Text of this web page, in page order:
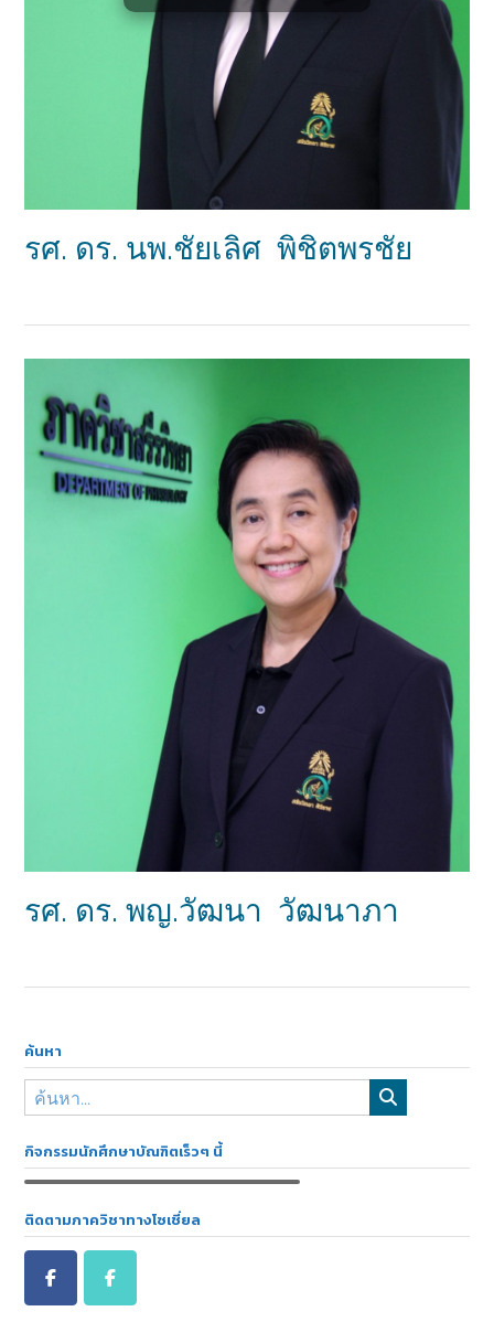
รศ. ดร. นพ.ชัยเลิศ พิชิตพรชัย
รศ. ดร. พญ.วัฒนา วัฒนาภา
ค้นหา
กิจกรรมนักศึกษาบัณฑิตเร็วๆ นี้
ติดตามภาควิชาทางโซเชี่ยล